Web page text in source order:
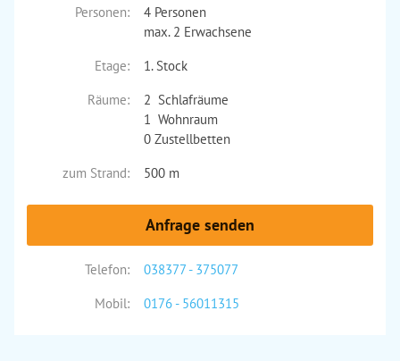
Personen:
4 Personen
max. 2 Erwachsene
Etage:
1. Stock
Räume:
2 Schlafräume
1 Wohnraum
0 Zustellbetten
zum Strand:
500 m
Anfrage senden
Telefon:
038377 - 375077
Mobil:
0176 - 56011315